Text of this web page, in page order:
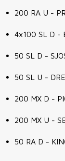
200 RA U -
4x100 SL D -
50 SL D -
50 SL U -
200 MX D -
200 MX U -
50 RA D -